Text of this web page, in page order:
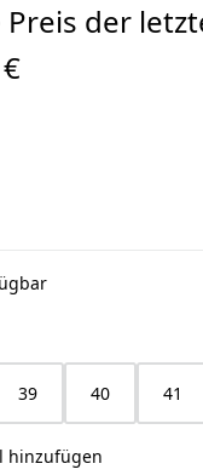
der
nicht verfügbar.)
Option ist zurzeit nicht
39 40 41
hinzufügen